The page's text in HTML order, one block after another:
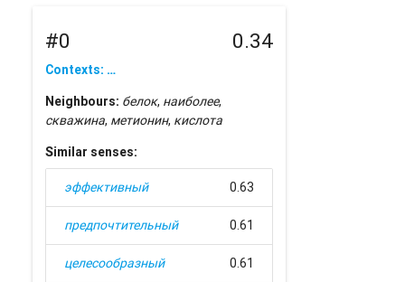
#0 0.34
Contexts: …
Neighbours: белок, наиболее,
скважина, метионин, кислота
Similar senses:
эффективный 0.63
предпочтительный 0.61
целесообразный 0.61